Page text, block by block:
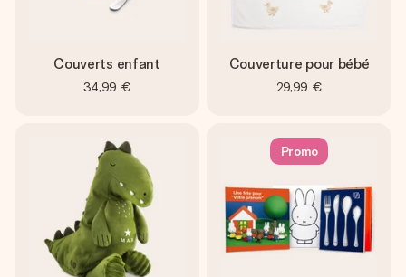
Couverts enfant
34,99 €
Couverture pour bébé
29,99 €
Promo